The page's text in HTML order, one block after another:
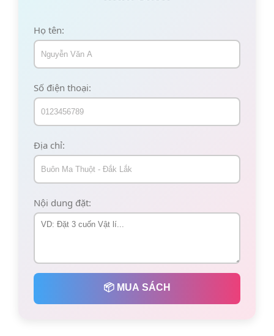
Họ tên:
Số điện thoại:
Địa chỉ:
Nội dung đặt:
📦 MUA SÁCH